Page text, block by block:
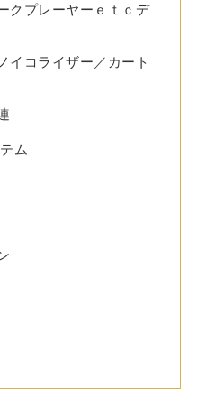
クプレーヤーｅｔｃデ
イコライザー／カート
ム